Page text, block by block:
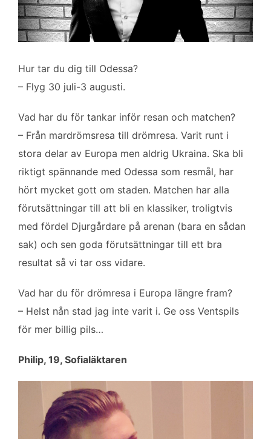
Hur tar du dig till Odessa?
– Flyg 30 juli-3 augusti.
Vad har du för tankar inför resan och matchen?
– Från mardrömsresa till drömresa. Varit runt i
stora delar av Europa men aldrig Ukraina. Ska bli
riktigt spännande med Odessa som resmål, har
hört mycket gott om staden. Matchen har alla
förutsättningar till att bli en klassiker, troligtvis
med fördel Djurgårdare på arenan (bara en sådan
sak) och sen goda förutsättningar till ett bra
resultat så vi tar oss vidare.
Vad har du för drömresa i Europa längre fram?
– Helst nån stad jag inte varit i. Ge oss Ventspils
för mer billig pils…
Philip, 19, Sofialäktaren